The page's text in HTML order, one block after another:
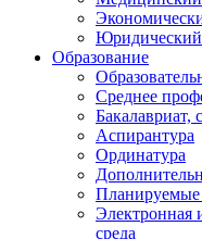
Юридический
Образование
Среднее
Бакалавриат,
Аспирантура
Ординатура
Планируемые
Электронная
среда